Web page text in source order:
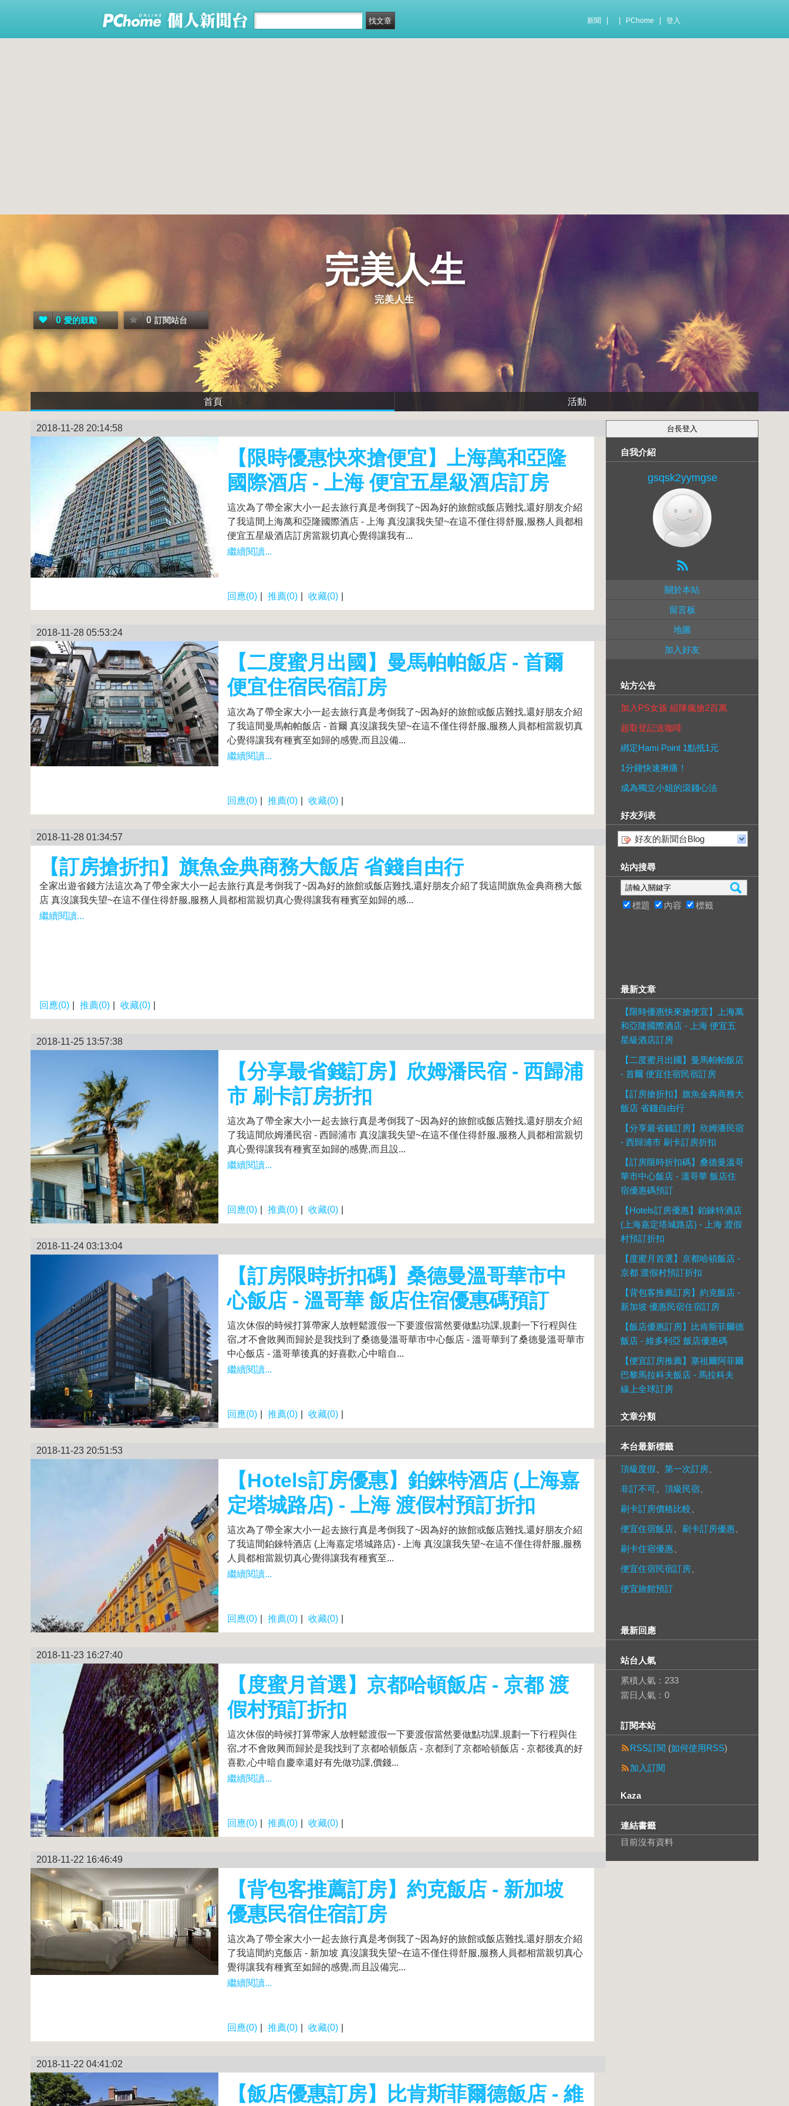
新聞 PChome 登入
完美人生
完美人生
0 愛的鼓勵 0 訂閱站台
首頁 活動
2018-11-28 20:14:58
【限時優惠快來搶便宜】上海萬和亞隆
國際酒店 - 上海 便宜五星級酒店訂房
這次為了帶全家大小一起去旅行真是考倒我了~因為好的旅館或飯店難找,還好朋友介紹
了我這間上海萬和亞隆國際酒店 - 上海 真沒讓我失望~在這不僅住得舒服,服務人員都相
便宜五星級酒店訂房當親切真心覺得讓我有...
繼續閱讀...
回應(0) 推薦(0) 收藏(0)
2018-11-28 05:53:24
【二度蜜月出國】曼馬帕帕飯店 - 首爾
便宜住宿民宿訂房
這次為了帶全家大小一起去旅行真是考倒我了~因為好的旅館或飯店難找,還好朋友介紹
了我這間曼馬帕帕飯店 - 首爾 真沒讓我失望~在這不僅住得舒服,服務人員都相當親切真
心覺得讓我有種賓至如歸的感覺,而且設備...
繼續閱讀...
回應(0) 推薦(0) 收藏(0)
2018-11-28 01:34:57
【訂房搶折扣】旗魚金典商務大飯店 省錢自由行
全家出遊省錢方法這次為了帶全家大小一起去旅行真是考倒我了~因為好的旅館或飯店難找,還好朋友介紹了我這間旗魚金典商務大飯
店 真沒讓我失望~在這不僅住得舒服,服務人員都相當親切真心覺得讓我有種賓至如歸的感...
繼續閱讀...
回應(0) 推薦(0) 收藏(0)
2018-11-25 13:57:38
【分享最省錢訂房】欣姆潘民宿 - 西歸浦
市 刷卡訂房折扣
這次為了帶全家大小一起去旅行真是考倒我了~因為好的旅館或飯店難找,還好朋友介紹
了我這間欣姆潘民宿 - 西歸浦市 真沒讓我失望~在這不僅住得舒服,服務人員都相當親切
真心覺得讓我有種賓至如歸的感覺,而且設...
繼續閱讀...
回應(0) 推薦(0) 收藏(0)
2018-11-24 03:13:04
【訂房限時折扣碼】桑德曼溫哥華市中
心飯店 - 溫哥華 飯店住宿優惠碼預訂
這次休假的時候打算帶家人放輕鬆渡假一下要渡假當然要做點功課,規劃一下行程與住
宿,才不會敗興而歸於是我找到了桑德曼溫哥華市中心飯店 - 溫哥華到了桑德曼溫哥華市
中心飯店 - 溫哥華後真的好喜歡,心中暗自...
繼續閱讀...
回應(0) 推薦(0) 收藏(0)
2018-11-23 20:51:53
【Hotels訂房優惠】鉑錸特酒店 (上海嘉
定塔城路店) - 上海 渡假村預訂折扣
這次為了帶全家大小一起去旅行真是考倒我了~因為好的旅館或飯店難找,還好朋友介紹
了我這間鉑錸特酒店 (上海嘉定塔城路店) - 上海 真沒讓我失望~在這不僅住得舒服,服務
人員都相當親切真心覺得讓我有種賓至...
繼續閱讀...
回應(0) 推薦(0) 收藏(0)
2018-11-23 16:27:40
【度蜜月首選】京都哈頓飯店 - 京都 渡
假村預訂折扣
這次休假的時候打算帶家人放輕鬆渡假一下要渡假當然要做點功課,規劃一下行程與住
宿,才不會敗興而歸於是我找到了京都哈頓飯店 - 京都到了京都哈頓飯店 - 京都後真的好
喜歡,心中暗自慶幸還好有先做功課,價錢...
繼續閱讀...
回應(0) 推薦(0) 收藏(0)
2018-11-22 16:46:49
【背包客推薦訂房】約克飯店 - 新加坡
優惠民宿住宿訂房
這次為了帶全家大小一起去旅行真是考倒我了~因為好的旅館或飯店難找,還好朋友介紹
了我這間約克飯店 - 新加坡 真沒讓我失望~在這不僅住得舒服,服務人員都相當親切真心
覺得讓我有種賓至如歸的感覺,而且設備完...
繼續閱讀...
回應(0) 推薦(0) 收藏(0)
2018-11-22 04:41:02
【飯店優惠訂房】比肯斯菲爾德飯店 - 維
自我介紹
gsqsk2yymgse
關於本站
留言板
地圖
加入好友
站方公告
加入PS女孩 組隊瘋搶2百萬
超取登記送咖啡
綁定Hami Point 1點抵1元
1分鐘快速揪痛！
成為獨立小姐的滾錢心法
好友列表
好友的新聞台Blog
站內搜尋
標題 內容 標籤
最新文章
【限時優惠快來搶便宜】上海萬
和亞隆國際酒店 - 上海 便宜五
星級酒店訂房
【二度蜜月出國】曼馬帕帕飯店
- 首爾 便宜住宿民宿訂房
【訂房搶折扣】旗魚金典商務大
飯店 省錢自由行
【分享最省錢訂房】欣姆潘民宿
- 西歸浦市 刷卡訂房折扣
【訂房限時折扣碼】桑德曼溫哥
華市中心飯店 - 溫哥華 飯店住
宿優惠碼預訂
【Hotels訂房優惠】鉑錸特酒店
(上海嘉定塔城路店) - 上海 渡假
村預訂折扣
【度蜜月首選】京都哈頓飯店 -
京都 渡假村預訂折扣
【背包客推薦訂房】約克飯店 -
新加坡 優惠民宿住宿訂房
【飯店優惠訂房】比肯斯菲爾德
飯店 - 維多利亞 飯店優惠碼
【便宜訂房推薦】塞祖爾阿菲爾
巴黎馬拉科夫飯店 - 馬拉科夫
線上全球訂房
文章分類
本台最新標籤
頂級度假 第一次訂房
非訂不可
頂級民宿
刷卡訂房價格比較
便宜住宿飯店
刷卡訂房優惠
刷卡住宿優惠
便宜住宿民宿訂房
便宜旅館預訂
最新回應
站台人氣
累積人氣： 233
當日人氣： 0
訂閱本站
RSS訂閱 (如何使用RSS)
加入訂閱
Kaza
連結書籤
目前沒有資料